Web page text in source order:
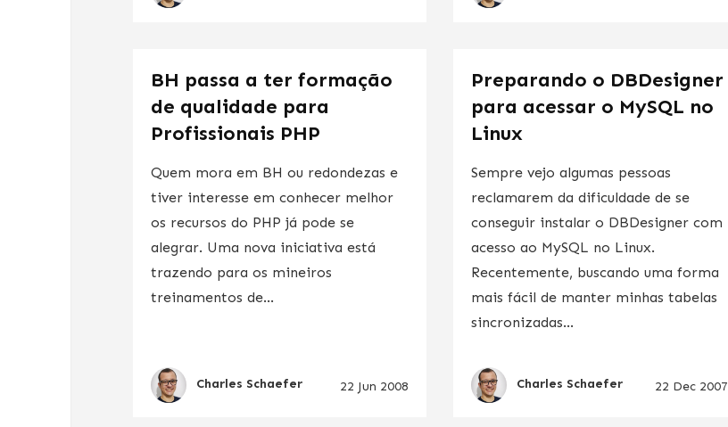
BH passa a ter formação
de qualidade para
Profissionais PHP
Quem mora em BH ou redondezas e
tiver interesse em conhecer melhor
os recursos do PHP já pode se
alegrar. Uma nova iniciativa está
trazendo para os mineiros
treinamentos de...
Charles Schaefer 22 Jun 2008
Preparando o DBDesigner
para acessar o MySQL no
Linux
Sempre vejo algumas pessoas
reclamarem da dificuldade de se
conseguir instalar o DBDesigner com
acesso ao MySQL no Linux.
Recentemente, buscando uma forma
mais fácil de manter minhas tabelas
sincronizadas...
Charles Schaefer 22 Dec 2007